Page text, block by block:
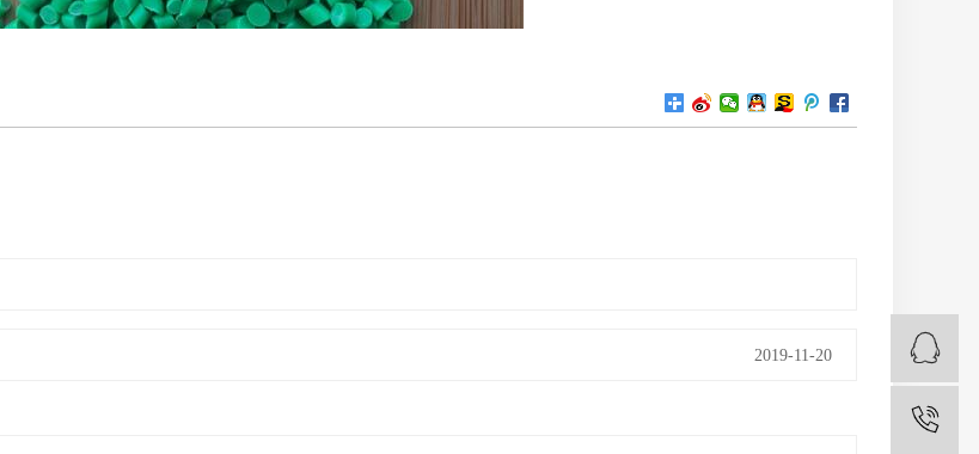
2019-11-20